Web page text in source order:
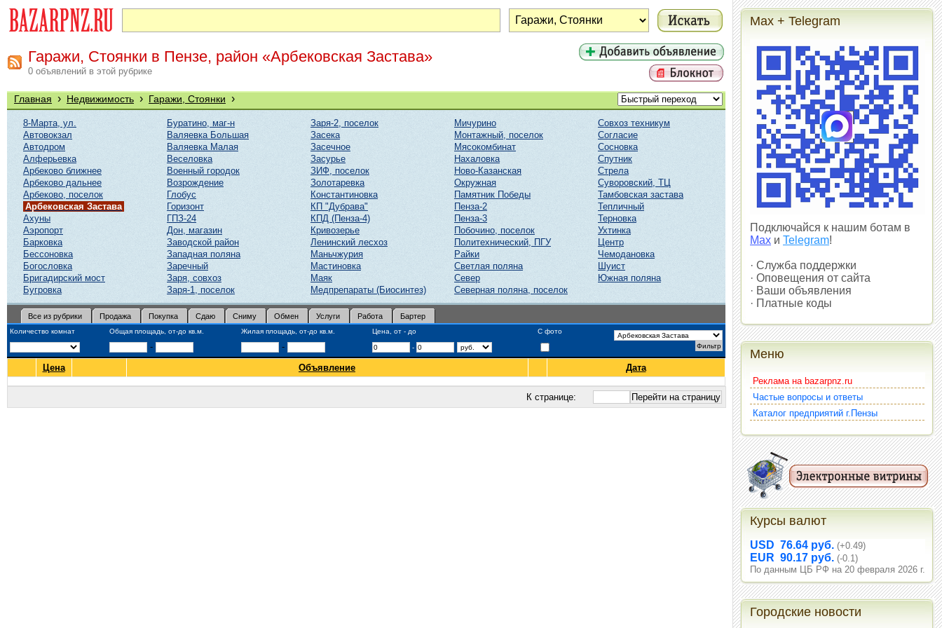
Гаражи, Стоянки в Пензе, район «Арбековская Застава»
0 объявлений в этой рубрике
Главная › Недвижимость › Гаражи, Стоянки ›
8-Марта, ул.
Автовокзал
Автодром
Алферьевка
Арбеково ближнее
Арбеково дальнее
Арбеково, поселок
Арбековская Застава
Ахуны
Аэропорт
Барковка
Бессоновка
Богословка
Бригадирский мост
Бугровка
Буратино, маг-н
Валяевка Большая
Валяевка Малая
Веселовка
Военный городок
Возрождение
Глобус
Горизонт
ГПЗ-24
Дон, магазин
Заводской район
Западная поляна
Заречный
Заря, совхоз
Заря-1, поселок
Заря-2, поселок
Засека
Засечное
Засурье
ЗИФ, поселок
Золотаревка
Константиновка
КП "Дубрава"
КПД (Пенза-4)
Кривозерье
Ленинский лесхоз
Маньчжурия
Мастиновка
Маяк
Медпрепараты (Биосинтез)
Мичурино
Монтажный, поселок
Мясокомбинат
Нахаловка
Ново-Казанская
Окружная
Памятник Победы
Пенза-2
Пенза-3
Побочино, поселок
Политехнический, ПГУ
Райки
Светлая поляна
Север
Северная поляна, поселок
Совхоз техникум
Согласие
Сосновка
Спутник
Стрела
Суворовский, ТЦ
Тамбовская застава
Тепличный
Терновка
Ухтинка
Центр
Чемодановка
Шуист
Южная поляна
Все из рубрики Продажа Покупка Сдаю Сниму Обмен Услуги Работа Бартер
Количество комнат Общая площадь, от-до кв.м. Жилая площадь, от-до кв.м. Цена, от - до С фото
- - -
Цена Объявление Дата
К странице:
Max + Telegram
Подключайся к нашим ботам в
Max и Telegram!
· Служба поддержки
· Оповещения от сайта
· Ваши объявления
· Платные коды
Меню
Реклама на bazarpnz.ru
Частые вопросы и ответы
Каталог предприятий г.Пензы
Курсы валют
USD 76.64 руб. (+0.49)
EUR 90.17 руб. (-0.1)
По данным ЦБ РФ на 20 февраля 2026 г.
Городские новости